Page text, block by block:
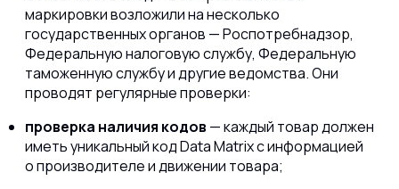
маркировки возложили на несколько
государственных органов — Роспотребнадзор,
Федеральную налоговую службу, Федеральную
таможенную службу и другие ведомства. Они
проводят регулярные проверки:
проверка наличия кодов — каждый товар должен
иметь уникальный код Data Matrix с информацией
о производителе и движении товара;